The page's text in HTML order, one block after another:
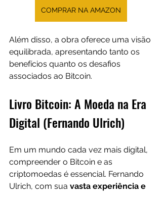
COMPRAR NA AMAZON
Além disso, a obra oferece uma visão
equilibrada, apresentando tanto os
benefícios quanto os desafios
associados ao Bitcoin.
Livro Bitcoin: A Moeda na Era
Digital (Fernando Ulrich)
Em um mundo cada vez mais digital,
compreender o Bitcoin e as
criptomoedas é essencial. Fernando
Ulrich, com sua vasta experiência e